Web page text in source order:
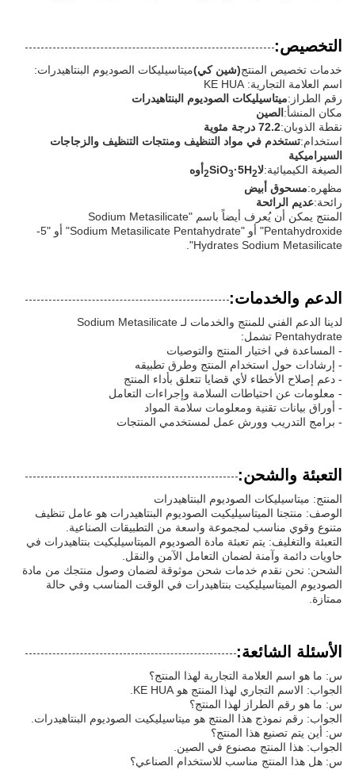
التخصيص:
خدمات تخصيص المنتج(شين كي)ميتاسيليكات الصوديوم البنتاهيدرات:
اسم العلامة التجارية: KE HUA
رقم الطراز:ميتاسيليكات الصوديوم البنتاهيدرات
مكان المنشأ: الصين
نقطة الذوبان:72.2 درجة مئوية
استخدام:تستخدم في مواد التنظيف ومنتجات التنظيف والزجاجات
السيراميكية
الصيغة الكيميائية:لا 2SiO3·5H2
أوه
مظهره:مسحوق أبيض
رائحة:عديم الرائحة
المنتج يمكن أن يُعرف أيضاً باسم "Sodium Metasilicate
Pentahydroxide" أو "Sodium Metasilicate Pentahydrate" أو "5-
Hydrates Sodium Metasilicate".
الدعم والخدمات:
لدينا الدعم الفني للمنتج والخدمات لـ Sodium Metasilicate
Pentahydrate تشمل:
- المساعدة في اختيار المنتج والتوصيات
- إرشادات حول استخدام المنتج وطرق تطبيقه
- دعم إصلاح الأخطاء لأي قضايا تتعلق بأداء المنتج
- معلومات عن احتياطات السلامة وإجراءات التعامل
- أوراق بيانات تقنية ومعلومات سلامة المواد
- برامج التدريب وورش عمل لمستخدمي المنتجات
التعبئة والشحن:
المنتج: ميتاسيليكات الصوديوم البنتاهيدرات
الوصف: منتجنا الميتاسيليكيت الصوديوم البنتاهيدرات هو عامل تنظيف
متنوع وقوي مناسب لمجموعة واسعة من التطبيقات الصناعية.
التعبئة والتغليف: يتم تعبئة مادة الصوديوم الميتاسيليكيت بنتاهيدرات في
حاويات دائمة وآمنة لضمان التعامل الآمن والنقل.
الشحن: نحن نقدم خدمات شحن موثوقة لضمان وصول منتجك من مادة
الصوديوم الميتاسيليكيت بنتاهيدرات في الوقت المناسب وفي حالة
ممتازة.
الأسئلة الشائعة:
س: ما هو اسم العلامة التجارية لهذا المنتج؟
الجواب: الاسم التجاري لهذا المنتج هو KE HUA.
س: ما هو رقم الطراز لهذا المنتج؟
الجواب: رقم نموذج هذا المنتج هو ميتاسيليكيت الصوديوم البنتاهيدرات.
س: أين يتم تصنيع هذا المنتج؟
الجواب: هذا المنتج مصنوع في الصين.
س: هل هذا المنتج مناسب للاستخدام الصناعي؟